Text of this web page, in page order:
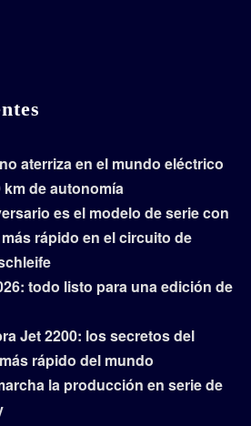
aterriza en el mundo eléctrico
km de autonomía
es el modelo de serie con
rápido en el circuito de
todo listo para una edición de
Jet 2200: los secretos del
rápido del mundo
la producción en serie de